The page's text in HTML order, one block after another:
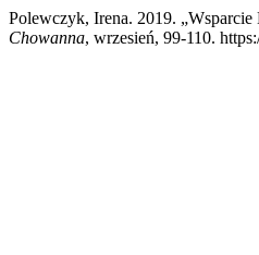
Polewczyk, Irena. 2019.
Chowanna, wrzesień, 99-110.